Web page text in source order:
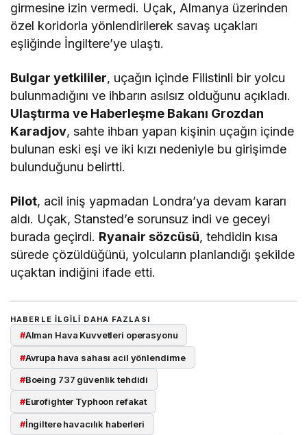
girmesine izin vermedi. Uçak, Almanya üzerinden
özel koridorla yönlendirilerek savaş uçakları
eşliğinde İngiltere’ye ulaştı.
Bulgar yetkililer, uçağın içinde Filistinli bir yolcu
bulunmadığını ve ihbarın asılsız olduğunu açıkladı.
Ulaştırma ve Haberleşme Bakanı Grozdan
Karadjov, sahte ihbarı yapan kişinin uçağın içinde
bulunan eski eşi ve iki kızı nedeniyle bu girişimde
bulunduğunu belirtti.
Pilot, acil iniş yapmadan Londra’ya devam kararı
aldı. Uçak, Stansted’e sorunsuz indi ve geceyi
burada geçirdi. Ryanair sözcüsü, tehdidin kısa
sürede çözüldüğünü, yolcuların planlandığı şekilde
uçaktan indiğini ifade etti.
HABERLE ILGILI DAHA FAZLASI
#Alman Hava Kuvvetleri operasyonu
#Avrupa hava sahası acil yönlendirme
#Boeing 737 güvenlik tehdidi
#Eurofighter Typhoon refakat
#İngiltere havacılık haberleri